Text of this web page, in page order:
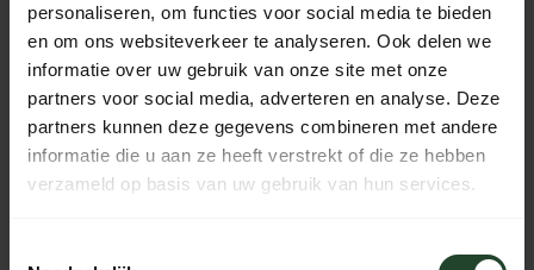
personaliseren, om functies voor social media te bieden
en om ons websiteverkeer te analyseren. Ook delen we
informatie over uw gebruik van onze site met onze
partners voor social media, adverteren en analyse. Deze
partners kunnen deze gegevens combineren met andere
informatie die u aan ze heeft verstrekt of die ze hebben
verzameld op basis van uw gebruik van hun services.
14 dagen bedenktijd met no-nonsens retourbeleid
Ma t/m Vr voor 17:00 besteld, dezelfde dag verzonden
Iedere dag bereikbaar van 10:00 tot 20:00 via de chat,
telefoon of email